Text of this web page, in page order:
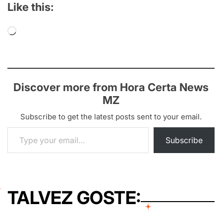
Like this:
Loading…
Discover more from Hora Certa News
MZ
Subscribe to get the latest posts sent to your email.
Type your email…
Subscribe
TALVEZ GOSTE: